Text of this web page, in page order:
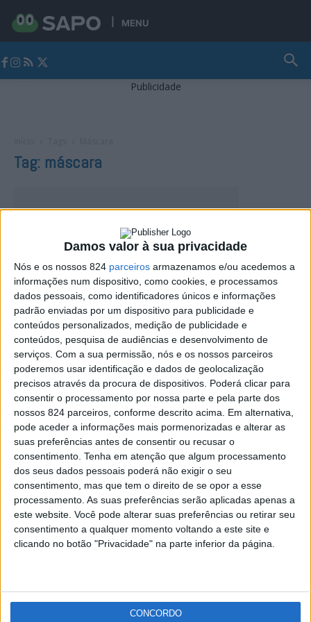
Damos valor à sua privacidade
Nós e os nossos 824 parceiros armazenamos e/ou acedemos a
informações num dispositivo, como cookies, e processamos
dados pessoais, como identificadores únicos e informações
padrão enviadas por um dispositivo para publicidade e
conteúdos personalizados, medição de publicidade e
conteúdos, pesquisa de audiências e desenvolvimento de
serviços. Com a sua permissão, nós e os nossos parceiros
poderemos usar identificação e dados de geolocalização
precisos através da procura de dispositivos. Poderá clicar para
consentir o processamento por nossa parte e pela parte dos
nossos 824 parceiros, conforme descrito acima. Em alternativa,
pode aceder a informações mais pormenorizadas e alterar as
suas preferências antes de consentir ou recusar o
consentimento. Tenha em atenção que algum processamento
dos seus dados pessoais poderá não exigir o seu
consentimento, mas que tem o direito de se opor a esse
processamento. As suas preferências serão aplicadas apenas a
este website. Você pode alterar suas preferências ou retirar seu
consentimento a qualquer momento voltando a este site e
clicando no botão "Privacidade" na parte inferior da página.
CONCORDO
MENU
Publicidade
Tag: máscara
COVID-19: Uso de máscara na rua deixa de ser
obrigatório
Redacção - 15 de Setembro, 2021
Publicidade
Publicidade
RSS X